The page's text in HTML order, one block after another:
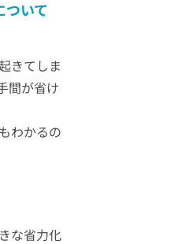
ついて
きてしま
間が省け
わかるの
な省力化